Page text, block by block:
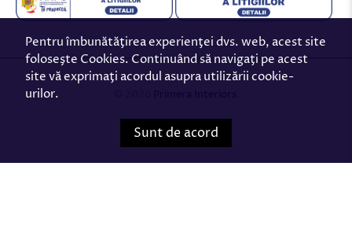
Pentru îmbunătăţirea experienţei dvs. web, acest site
foloseşte Cookies. Continuând să navigaţi pe acest
site vă exprimaţi acordul asupra utilizării cookie-
urilor.
Sunt de acord